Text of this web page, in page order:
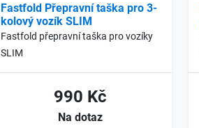
Fastfold Přepravní taška pro 3-
kolový vozík SLIM
Fastfold přepravní taška pro vozíky
SLIM
990 Kč
Na dotaz